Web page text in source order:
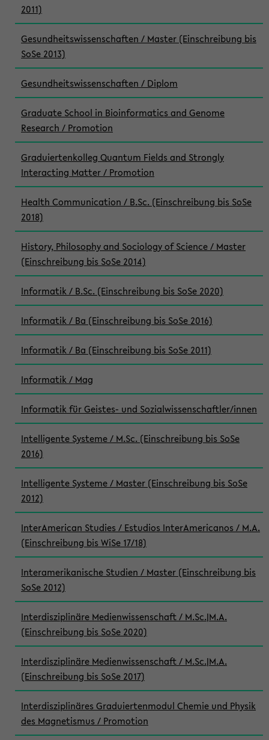
2011)
Gesundheitswissenschaften / Master (Einschreibung bis
SoSe 2013)
Gesundheitswissenschaften / Diplom
Graduate School in Bioinformatics and Genome
Research / Promotion
Graduiertenkolleg Quantum Fields and Strongly
Interacting Matter / Promotion
Health Communication / B.Sc. (Einschreibung bis SoSe
2018)
History, Philosophy and Sociology of Science / Master
(Einschreibung bis SoSe 2014)
Informatik / B.Sc. (Einschreibung bis SoSe 2020)
Informatik / Ba (Einschreibung bis SoSe 2016)
Informatik / Ba (Einschreibung bis SoSe 2011)
Informatik / Mag
Informatik für Geistes- und Sozialwissenschaftler/innen
Intelligente Systeme / M.Sc. (Einschreibung bis SoSe
2016)
Intelligente Systeme / Master (Einschreibung bis SoSe
2012)
InterAmerican Studies / Estudios InterAmericanos / M.A.
(Einschreibung bis WiSe 17/18)
Interamerikanische Studien / Master (Einschreibung bis
SoSe 2012)
Interdisziplinäre Medienwissenschaft / M.Sc.|M.A.
(Einschreibung bis SoSe 2020)
Interdisziplinäre Medienwissenschaft / M.Sc.|M.A.
(Einschreibung bis SoSe 2017)
Interdisziplinäres Graduiertenmodul Chemie und Physik
des Magnetismus / Promotion